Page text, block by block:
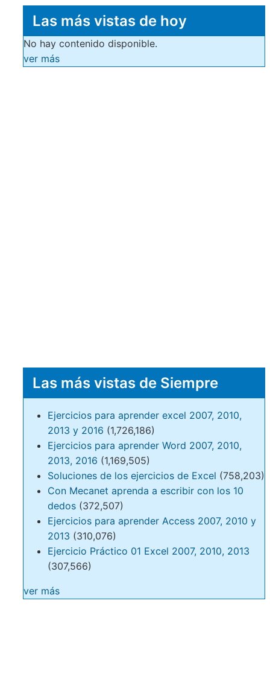
Las más vistas de hoy
No hay contenido disponible.
ver más
Las más vistas de Siempre
Ejercicios para aprender excel 2007, 2010,
2013 y 2016 (1,726,186)
Ejercicios para aprender Word 2007, 2010,
2013, 2016 (1,169,505)
Soluciones de los ejercicios de Excel (758,203)
Con Mecanet aprenda a escribir con los 10
dedos (372,507)
Ejercicios para aprender Access 2007, 2010 y
2013 (310,076)
Ejercicio Práctico 01 Excel 2007, 2010, 2013
(307,566)
ver más